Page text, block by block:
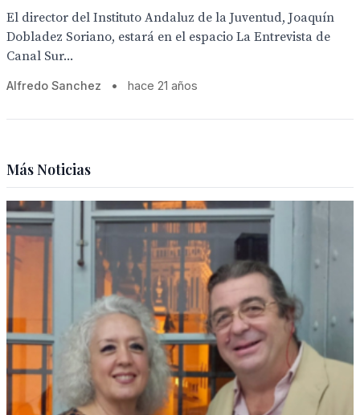
El director del Instituto Andaluz de la Juventud, Joaquín
Dobladez Soriano, estará en el espacio La Entrevista de
Canal Sur...
Alfredo Sanchez • hace 21 años
Más Noticias